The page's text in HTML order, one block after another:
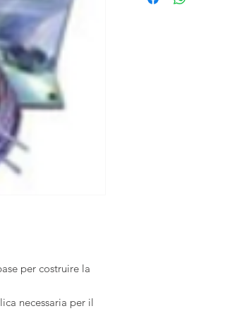
per costruire la
necessaria per il